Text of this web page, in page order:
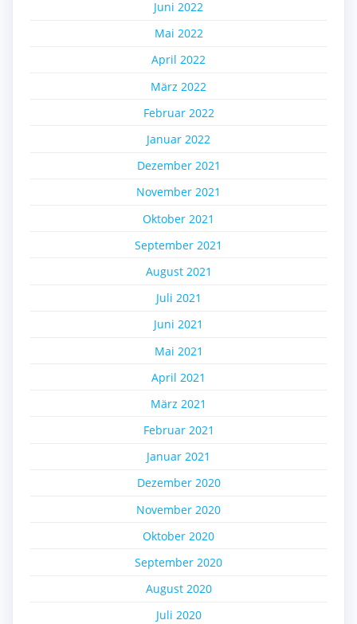
Juni 2022
Mai 2022
April 2022
März 2022
Februar 2022
Januar 2022
Dezember 2021
November 2021
Oktober 2021
September 2021
August 2021
Juli 2021
Juni 2021
Mai 2021
April 2021
März 2021
Februar 2021
Januar 2021
Dezember 2020
November 2020
Oktober 2020
September 2020
August 2020
Juli 2020